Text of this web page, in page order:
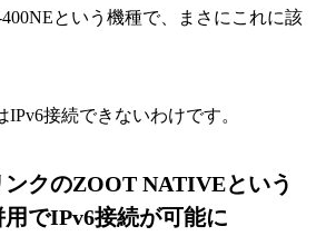
という機種で、まさにこれに該
接続できないわけです。
ンクのZOOT NATIVEという
でIPv6接続が可能に